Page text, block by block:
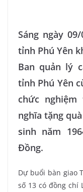
Sáng ngày
tỉnh Phú Yên
Ban quản lý
tỉnh Phú Yên
chức
nghĩa tặng
sinh năm
Đồng.
Dự buổi bàn giao
số 13 có đồng chí